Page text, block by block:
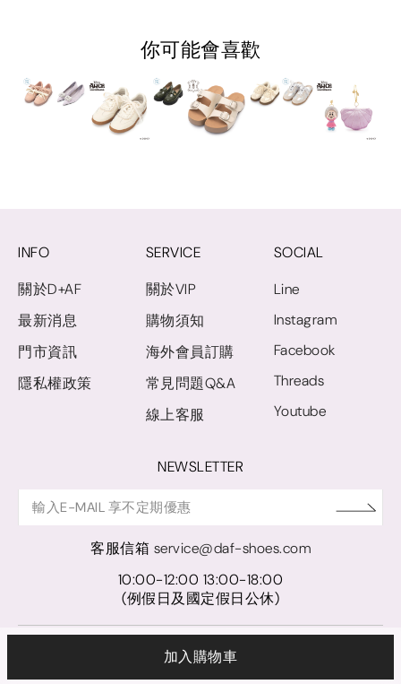
加入購物車
你可能會喜歡
INFO
關於D+AF
最新消息
門市資訊
隱私權政策
SERVICE
關於VIP
購物須知
海外會員訂購
常見問題Q&A
線上客服
SOCIAL
Line
Instagram
Facebook
Threads
Youtube
NEWSLETTER
客服信箱 service@daf-shoes.com
10:00-12:00 13:00-18:00
(例假日及國定假日公休)
© D+AF. 2024 晨希時尚股份有限公司｜統一編號 27921248